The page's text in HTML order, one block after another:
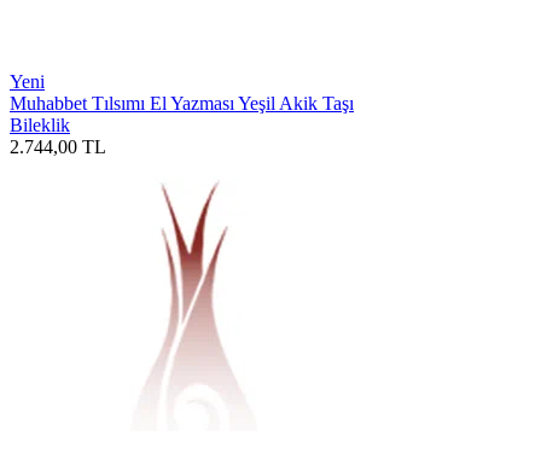
Yeni
Muhabbet Tılsımı El Yazması Yeşil Akik Taşı
Bileklik
2.744,00 TL